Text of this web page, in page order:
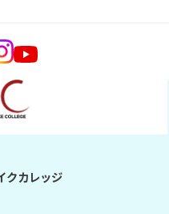
クカレッジ